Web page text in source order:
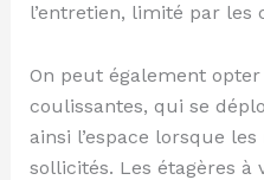
l’entretien, limité par les
On peut également
coulissantes, qui se
ainsi l’espace lorsque
sollicités. Les étagères à